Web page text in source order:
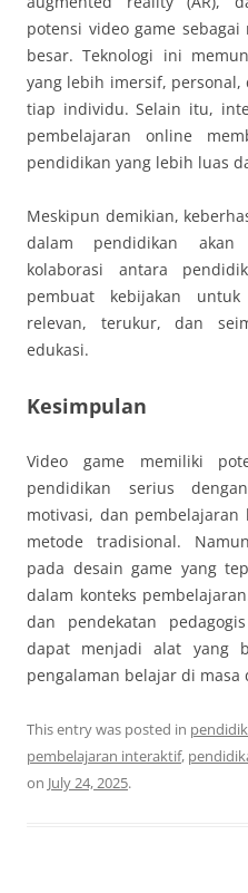
potensi video game
besar. Teknologi ini
yang lebih imersif,
tiap individu. Selain itu,
pembelajaran online
pendidikan yang lebih luas
Meskipun demikian,
dalam pendidikan
kolaborasi antara
pembuat kebijakan
relevan, terukur, dan
edukasi.
Kesimpulan
Video game memiliki
pendidikan serius
motivasi, dan
metode tradisional.
pada desain game yang
dalam konteks
dan pendekatan
dapat menjadi alat yang
pengalaman belajar di masa
This entry was posted in
pembelajaran interaktif,
on July 24, 2025.